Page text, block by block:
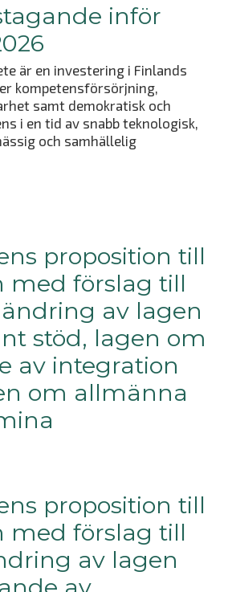
inför
är en investering i Finlands
kompetensförsörjning,
samt demokratisk och
i en tid av snabb teknologisk,
och samhällelig
proposition till
med förslag till
av lagen
stöd, lagen om
av integration
om allmänna
proposition till
med förslag till
av lagen